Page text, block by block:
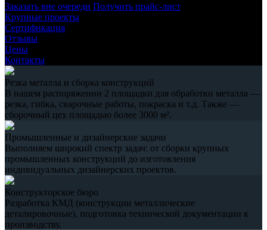
Заказать вне очереди Получить прайс-лист
Крупные проекты
Сертификация
Отзывы
Цены
Контакты
Резка металла и сборка конструкций
В нашем распоряжении 2 площадки для обработки металла —
резка, гибка, сварочные работы, покраска и т.д. Также —
сборочный цех площадью более 3000 м².
Промышленные и дизайнерские задачи
Выполняем широкий спектр задач: от сборки крупных
промышленных конструкций до изготовления
индивидуальных дизайнерских проектов.
Конструкторское бюро
Разработка КМД (конструкции металлические
деталировочные), подготовка технической документации к
производству.